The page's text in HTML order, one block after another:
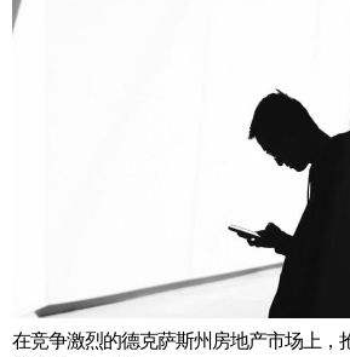
在竞争激烈的德克萨斯州房地产市场上，